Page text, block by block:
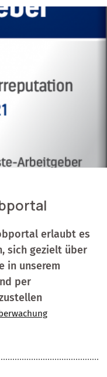
erlaubt es
sich gezielt über
in unserem
per